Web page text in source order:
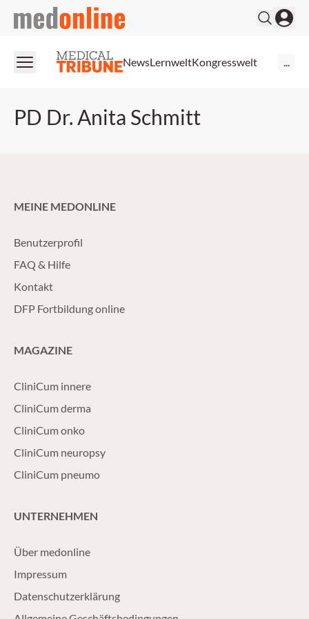
medonline
NewsLernweltKongresswelt
PD Dr. Anita Schmitt
MEINE MEDONLINE
Benutzerprofil
FAQ & Hilfe
Kontakt
DFP Fortbildung online
MAGAZINE
CliniCum innere
CliniCum derma
CliniCum onko
CliniCum neuropsy
CliniCum pneumo
UNTERNEHMEN
Über medonline
Impressum
Datenschutzerklärung